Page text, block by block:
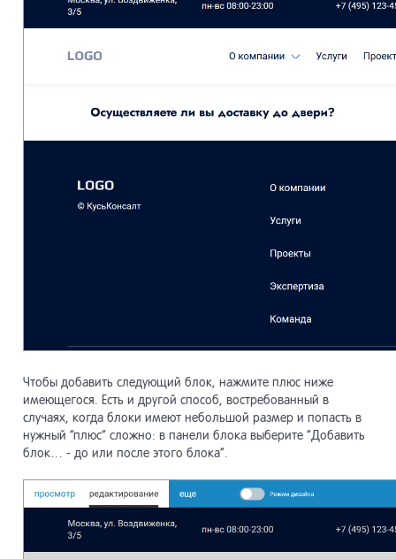
Чтобы добавить следующий блок, нажмите плюс ниже
имеющегося. Есть и другой способ, востребованный в
случаях, когда блоки имеют небольшой размер и попасть в
нужный “плюс” сложно: в панели блока выберите “Добавить
блок… - до или после этого блока”.